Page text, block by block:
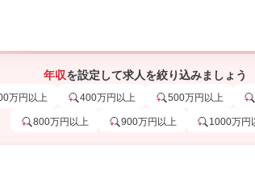
年収を設定して求人を絞り込みましょう
万円以上 400万円以上 500万円以上
800万円以上 900万円以上 1000万円